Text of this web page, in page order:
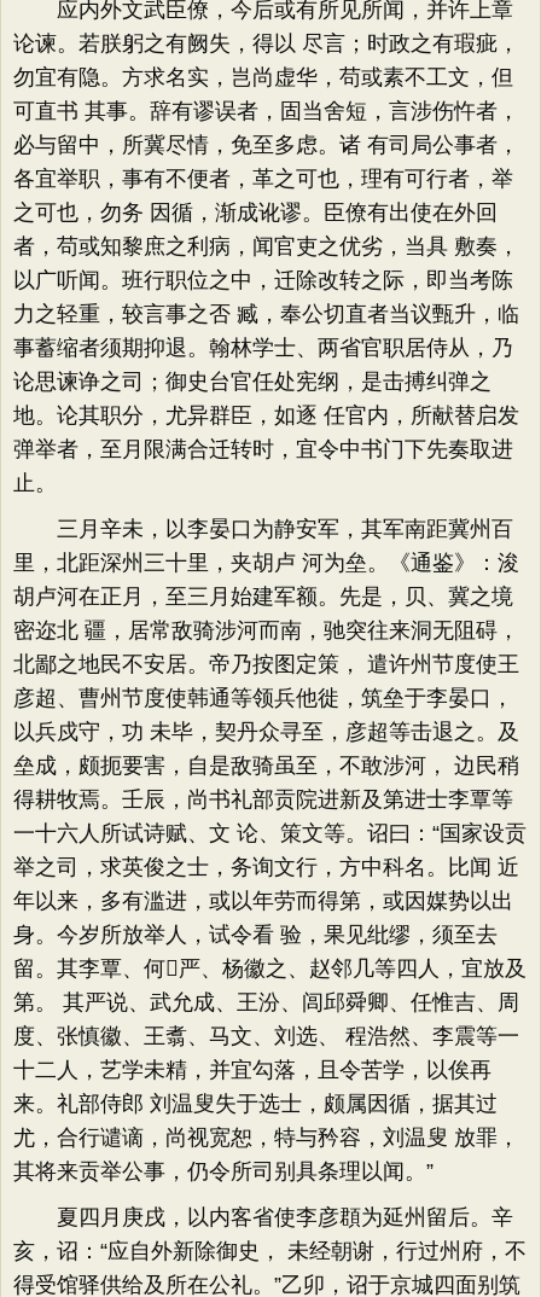
应内外文武臣僚，今后或有所见所闻，并许上章
论谏。若朕躬之有阙失，得以 尽言；时政之有瑕疵，
勿宜有隐。方求名实，岂尚虚华，苟或素不工文，但
可直书 其事。辞有谬误者，固当舍短，言涉伤忤者，
必与留中，所冀尽情，免至多虑。诸 有司局公事者，
各宜举职，事有不便者，革之可也，理有可行者，举
之可也，勿务 因循，渐成讹谬。臣僚有出使在外回
者，苟或知黎庶之利病，闻官吏之优劣，当具 敷奏，
以广听闻。班行职位之中，迁除改转之际，即当考陈
力之轻重，较言事之否 臧，奉公切直者当议甄升，临
事蓄缩者须期抑退。翰林学士、两省官职居侍从，乃
论思谏诤之司；御史台官任处宪纲，是击搏纠弹之
地。论其职分，尤异群臣，如逐 任官内，所献替启发
弹举者，至月限满合迁转时，宜令中书门下先奏取进
止。
三月辛未，以李晏口为静安军，其军南距冀州百
里，北距深州三十里，夹胡卢 河为垒。《通鉴》：浚
胡卢河在正月，至三月始建军额。先是，贝、冀之境
密迩北 疆，居常敌骑涉河而南，驰突往来洞无阻碍，
北鄙之地民不安居。帝乃按图定策， 遣许州节度使王
彦超、曹州节度使韩通等领兵他徙，筑垒于李晏口，
以兵戍守，功 未毕，契丹众寻至，彦超等击退之。及
垒成，颇扼要害，自是敌骑虽至，不敢涉河， 边民稍
得耕牧焉。壬辰，尚书礼部贡院进新及第进士李覃等
一十六人所试诗赋、文 论、策文等。诏曰：“国家设贡
举之司，求英俊之士，务询文行，方中科名。比闻 近
年以来，多有滥进，或以年劳而得第，或因媒势以出
身。今岁所放举人，试令看 验，果见纰缪，须至去
留。其李覃、何严、杨徽之、赵邻几等四人，宜放及
第。 其严说、武允成、王汾、闾邱舜卿、任惟吉、周
度、张慎徽、王翥、马文、刘选、 程浩然、李震等一
十二人，艺学未精，并宜勾落，且令苦学，以俟再
来。礼部侍郎 刘温叟失于选士，颇属因循，据其过
尤，合行谴谪，尚视宽恕，特与矜容，刘温叟 放罪，
其将来贡举公事，仍令所司别具条理以闻。”
夏四月庚戌，以内客省使李彦頵为延州留后。辛
亥，诏：“应自外新除御史， 未经朝谢，行过州府，不
得受馆驿供给及所在公礼。”乙卯，诏于京城四面别筑